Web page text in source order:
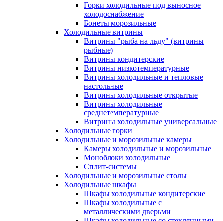
Горки холодильные под выносное
холодоснабжение
Бонеты морозильные
Холодильные витрины
Витрины "рыба на льду" (витрины
рыбные)
Витрины кондитерские
Витрины низкотемпературные
Витрины холодильные и тепловые
настольные
Витрины холодильные открытые
Витрины холодильные
среднетемпературные
Витрины холодильные универсальные
Холодильные горки
Холодильные и морозильные камеры
Камеры холодильные и морозильные
Моноблоки холодильные
Сплит-системы
Холодильные и морозильные столы
Холодильные шкафы
Шкафы холодильные кондитерские
Шкафы холодильные с
металлическими дверьми